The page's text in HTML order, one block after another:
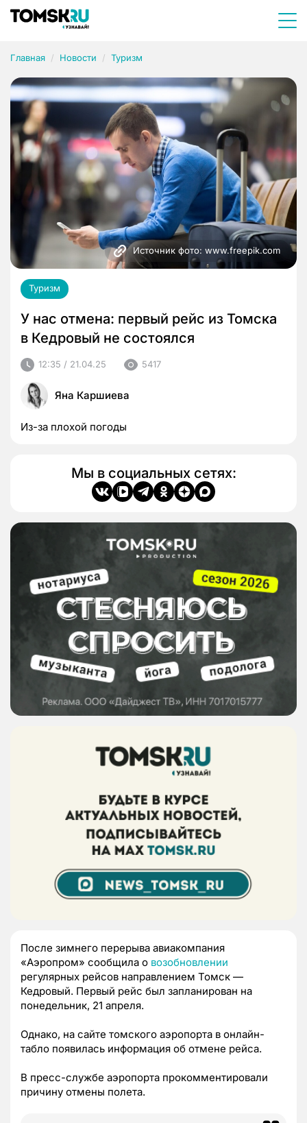
Главная Новости Туризм
Источник фото: www.freepik.com
Туризм
У нас отмена: первый рейс из Томска
в Кедровый не состоялся
12:35 / 21.04.25 5417
Яна Каршиева
Из-за плохой погоды
Мы в социальных сетях:
После зимнего перерыва авиакомпания
«Аэропром» сообщила о возобновлении
регулярных рейсов направлением Томск —
Кедровый. Первый рейс был запланирован на
понедельник, 21 апреля.
Однако, на сайте томского аэропорта в онлайн-
табло появилась информация об отмене рейса.
В пресс-службе аэропорта прокомментировали
причину отмены полета.